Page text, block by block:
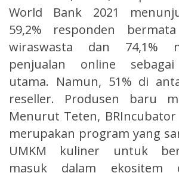
World Bank 2021
59,2% responden
wiraswasta dan 74,1%
penjualan online
utama. Namun, 51% di
reseller. Produsen baru
Menurut Teten, BRIncubator
merupakan program yang
UMKM kuliner untuk
masuk dalam ekositem